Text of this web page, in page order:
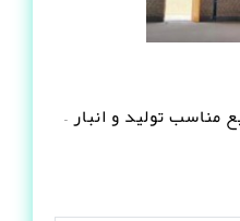
تولید و انبار –